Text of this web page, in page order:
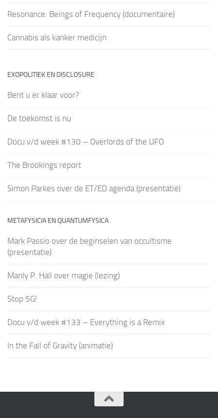
Resonance: Beings of Frequency (documentaire)
Cannabis als kanker medicijn
EXOPOLITIEK EN DISCLOSURE
Bent u er klaar voor?
De toekomst is nu
Docu v/d week #130 – Overlords of the UFO
The Brookings report
Simon Parkes over de ET/ED agenda (presentatie)
METAFYSICIA EN QUANTUMFYSICA
Mark Passio over de beginselen van occultisme
(presentatie)
Manly P. Hall over magie (lezing)
Stop 5G!
Docu v/d week #133 – Everything is a Remix
In the Fall of Gravity (animatie)